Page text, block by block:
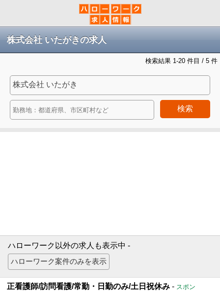
株式会社 いたがきの求人
検索結果 1-20 件目 / 5 件
検索
ハローワーク以外の求人も表示中 -
正看護師/訪問看護/常勤・日勤のみ/土日祝休み - スポン